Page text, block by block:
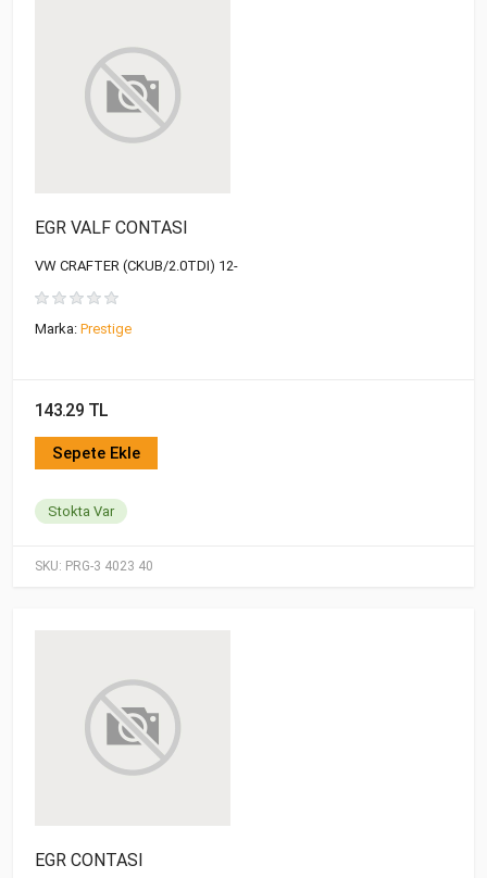
SKU: PRG-3 4023 40
EGR VALF CONTASI
VW CRAFTER (CKUB/2.0TDI) 12-
Marka: Prestige
143.29 TL
Sepete Ekle
Stokta Var
EGR CONTASI